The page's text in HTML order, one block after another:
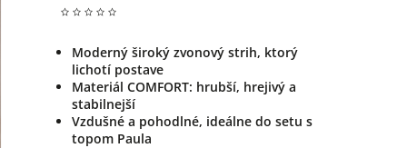
Moderný široký zvonový strih, ktorý
lichotí postave
Materiál COMFORT: hrubší, hrejivý a
stabilnejší
Vzdušné a pohodlné, ideálne do setu s
topom Paula